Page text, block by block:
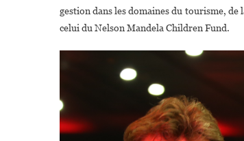
gestion dans les domaines du tourisme,
celui du Nelson Mandela Children Fund.